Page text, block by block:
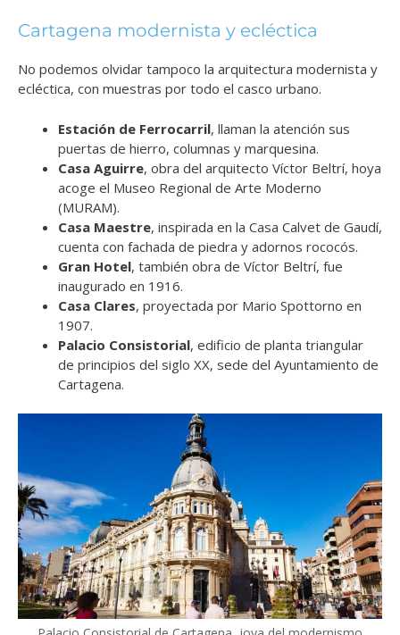
Cartagena modernista y ecléctica
No podemos olvidar tampoco la arquitectura modernista y
ecléctica, con muestras por todo el casco urbano.
Estación de Ferrocarril, llaman la atención sus
puertas de hierro, columnas y marquesina.
Casa Aguirre, obra del arquitecto Víctor Beltrí, hoya
acoge el Museo Regional de Arte Moderno
(MURAM).
Casa Maestre, inspirada en la Casa Calvet de Gaudí,
cuenta con fachada de piedra y adornos rococós.
Gran Hotel, también obra de Víctor Beltrí, fue
inaugurado en 1916.
Casa Clares, proyectada por Mario Spottorno en
1907.
Palacio Consistorial, edificio de planta triangular
de principios del siglo XX, sede del Ayuntamiento de
Cartagena.